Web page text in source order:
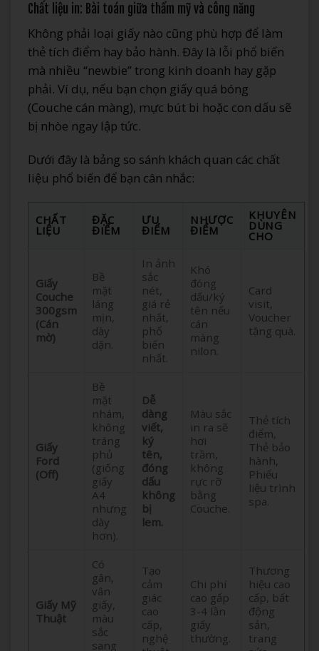
Chất liệu in: Bài toán giữa thẩm mỹ và công năng
Không phải loại giấy nào cũng phù hợp để làm
thẻ tích điểm hay bảo hành. Đây là lỗi phổ biến
mà nhiều “newbie” trong kinh doanh hay gặp
phải. Ví dụ, nếu bạn chọn giấy quá bóng
(Couche cán màng), mực bút bi hoặc con dấu sẽ
bị nhòe ngay lập tức.
Dưới đây là bảng so sánh khách quan các chất
liệu phổ biến để bạn cân nhắc:
CHẤT
LIỆU
ĐẶC
ĐIỂM
ƯU
ĐIỂM
NHƯỢC
ĐIỂM
KHUYÊN
DÙNG
CHO
Giấy
Couche
300gsm
(Cán
mờ)
Bề
mặt
láng
mịn,
dày
dặn.
In ảnh
sắc
nét,
giá rẻ
nhất,
phổ
biến
nhất.
Khó
đóng
dấu/ký
tên nếu
cán
màng
nilon.
Card
visit,
Voucher
tặng quà.
Giấy
Ford
(Off)
Bề
mặt
nhám,
không
tráng
phủ
(giống
giấy
A4
nhưng
dày
hơn).
Dễ
dàng
viết,
ký
tên,
đóng
dấu
không
bị
lem.
Màu sắc
in ra sẽ
hơi
trầm,
không
rực rỡ
bằng
Couche.
Thẻ tích
điểm,
Thẻ bảo
hành,
Phiếu
liệu trình
spa.
Giấy Mỹ
Thuật
Có
gân,
vân
giấy,
màu
sắc
sang
Tạo
cảm
giác
cao
cấp,
nghệ
Chi phí
cao gấp
3-4 lần
giấy
thường.
Thương
hiệu cao
cấp, bất
động
sản,
trang